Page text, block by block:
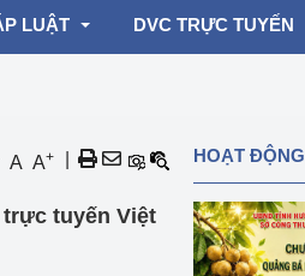
của Lãnh đạo Bộ
LUẬT DVC TRỰC TUYẾN
A A+
tuyến Việt
HOẠT ĐỘNG